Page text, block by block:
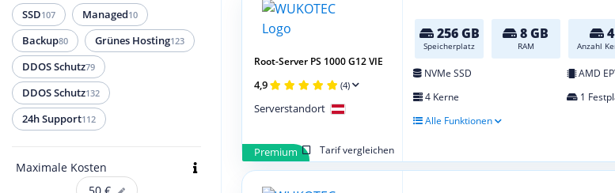
SSD107 Managed10
Backup80 Grünes Hosting123
DDOS Schutz79
DDOS Schutz132
24h Support112
Maximale Kosten
256 GB
Speicherplatz
8 GB
RAM
4
Anzahl
NVMe SSD
AMD
4 Kerne
1
Alle Funktionen
Premium Tarif vergleichen
Root-Server PS 1000 G12 VIE
4,9 (4)
Serverstandort